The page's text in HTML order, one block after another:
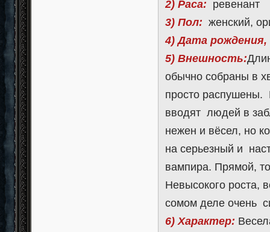
2) Раса: ревенант
3) Пол: женский,
4) Дата рождения,
5) Внешность:
обычно собраны в
просто распушены.
вводят людей в
нежен и вёсел, но
на серьезный и
вампира. Прямой,
Невысокого роста,
сомом деле очень
6) Характер: